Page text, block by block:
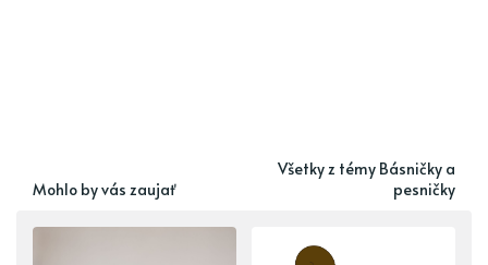
Mohlo by vás zaujať
Všetky z témy Básničky a
pesničky